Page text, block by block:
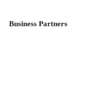
Business Partners